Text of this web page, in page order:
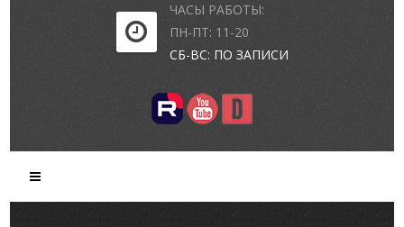
ЧАСЫ РАБОТЫ:
ПН-ПТ: 11-20
СБ-ВС: ПО ЗАПИСИ